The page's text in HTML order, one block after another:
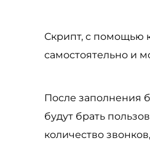
Скрипт, с помощью
самостоятельно и
После заполнения
будут брать
количество